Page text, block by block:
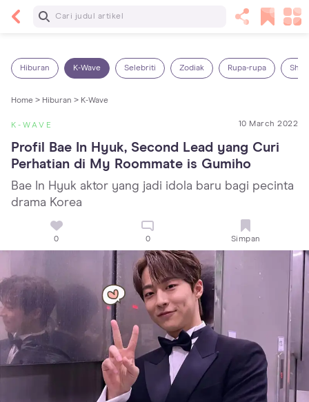
Baca Selanjutnya
Hiburan K-Wave Selebriti Zodiak Rupa-rupa
Home > Hiburan > K-Wave
K-WAVE 10 March 2022
Profil Bae In Hyuk, Second Lead yang Curi
Perhatian di My Roommate is Gumiho
Bae In Hyuk aktor yang jadi idola baru bagi pecinta
drama Korea
0 0 Simpan